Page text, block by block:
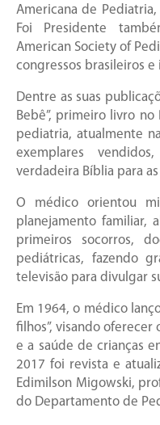
Americana de
Foi Presidente
American Society of
congressos brasileiros
Dentre as suas
Bebê”, primeiro livro no
pediatria, atualmente
exemplares
verdadeira Bíblia para
O médico orientou
planejamento familiar,
primeiros socorros,
pediátricas, fazendo
televisão para divulgar
Em 1964, o médico
filhos”, visando
e a saúde de crianças
2017 foi revista e
Edimilson Migowski,
do Departamento de